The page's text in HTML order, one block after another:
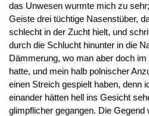
das Unwesen wurmte mich zu
Geiste drei tüchtige Nasenstüber,
schlecht in der Zucht hielt, und
durch die Schlucht hinunter in die
Dämmerung, wo man aber doch
hatte, und mein halb polnischer
einen Streich gespielt haben, denn
einander hätten hell ins Gesicht
glimpflicher gegangen. Die Gegend